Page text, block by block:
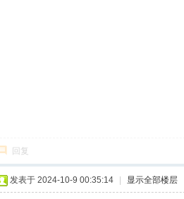
回复
发表于 2024-10-9 00:35:14 显示全部楼层